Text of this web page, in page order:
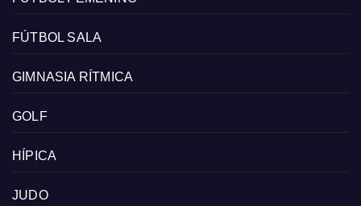
FÚTBOL SALA
GIMNASIA RÍTMICA
GOLF
HÍPICA
JUDO